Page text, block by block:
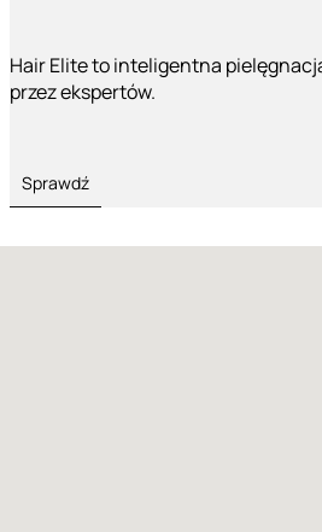
Hair Elite to inteligentna
przez ekspertów.
Sprawdź